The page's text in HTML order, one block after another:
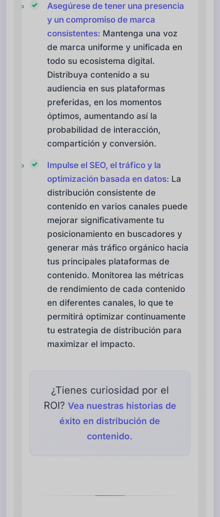
Asegúrese de tener una presencia
y un compromiso de marca
consistentes: Mantenga una voz
de marca uniforme y unificada en
todo su ecosistema digital.
Distribuya contenido a su
audiencia en sus plataformas
preferidas, en los momentos
óptimos, aumentando así la
probabilidad de interacción,
compartición y conversión.
Impulse el SEO, el tráfico y la
optimización basada en datos: La
distribución consistente de
contenido en varios canales puede
mejorar significativamente tu
posicionamiento en buscadores y
generar más tráfico orgánico hacia
tus principales plataformas de
contenido. Monitorea las métricas
de rendimiento de cada contenido
en diferentes canales, lo que te
permitirá optimizar continuamente
tu estrategia de distribución para
maximizar el impacto.
¿Tienes curiosidad por el
ROI? Vea nuestras historias de
éxito en distribución de
contenido.